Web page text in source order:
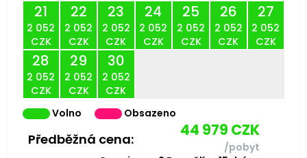
21
2 052
CZK
22
2 052
CZK
23
2 052
CZK
24
2 052
CZK
25
2 052
CZK
26
2 052
CZK
27
2 052
CZK
28
2 052
CZK
29
2 052
CZK
30
2 052
CZK
Volno
Obsazeno
Předběžná cena: 44 979 CZK
/pobyt